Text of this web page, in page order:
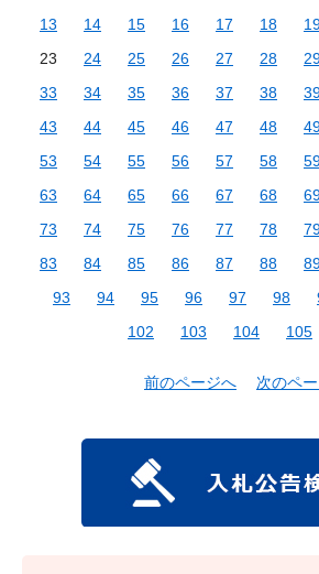
13
14 15 16 17 18
23
24 25 26 27 28
33
34 35 36 37 38
43
44 45 46 47 48
53
54 55 56 57 58
63
64 65 66 67 68
73
74 75 76 77 78
83
84 85 86 87 88
93
94 95 96 97 98
102
103 104 105
前のページへ 次のペ